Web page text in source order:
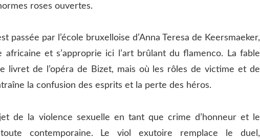
roses ouvertes.
passée par l’école bruxelloise d’Anna Teresa de Keersmaeker,
et s’approprie ici l’art brûlant du flamenco. La fable
livret de l’opéra de Bizet, mais où les rôles de victime et de
la confusion des esprits et la perte des héros.
de la violence sexuelle en tant que crime d’honneur et le
contemporaine. Le viol exutoire remplace le duel,